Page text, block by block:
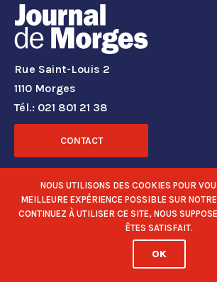
Rue Saint-Louis 2
1110 Morges
Tél.: 021 801 21 38
CONTACT
RÉSEAUX SOCIAUX
NOUS UTILISONS DES COOKIES POUR
MEILLEURE EXPÉRIENCE POSSIBLE SUR
CONTINUEZ À UTILISER CE SITE, NOUS
ÊTES SATISFAIT.
OK